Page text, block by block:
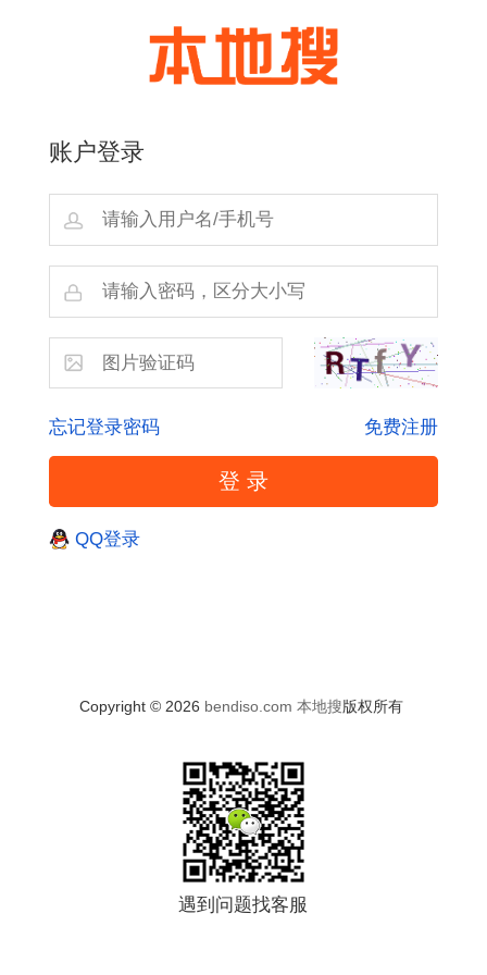
账户登录
忘记登录密码 免费注册
QQ登录
Copyright © 2026 bendiso.com 本地搜版权所有
遇到问题找客服